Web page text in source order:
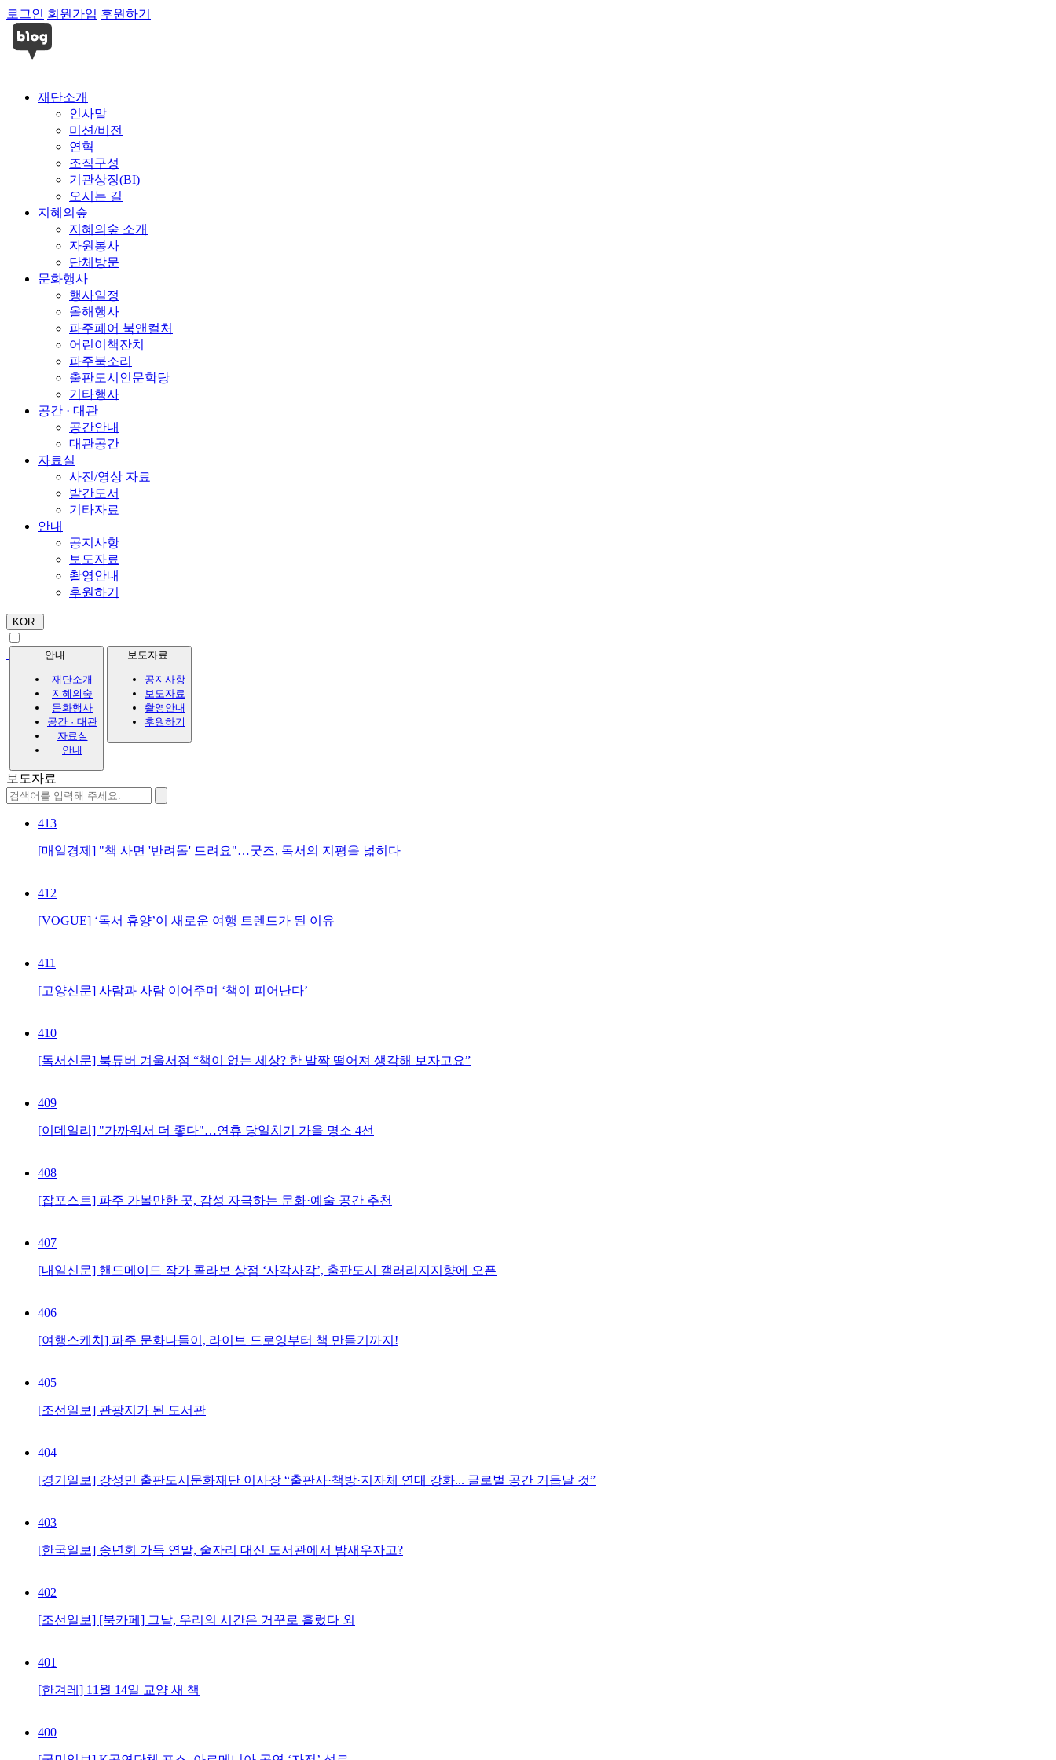
로그인 회원가입 후원하기
재단소개
인사말
미션/비전
연혁
조직구성
기관상징(BI)
오시는 길
지혜의숲
지혜의숲 소개
자원봉사
단체방문
문화행사
행사일정
올해행사
파주페어 북앤컬처
어린이책잔치
파주북소리
출판도시인문학당
기타행사
공간 · 대관
공간안내
대관공간
자료실
사진/영상 자료
발간도서
기타자료
안내
공지사항
보도자료
촬영안내
후원하기
KOR
안내
재단소개
지혜의숲
문화행사
공간 · 대관
자료실
안내
보도자료
공지사항
보도자료
촬영안내
후원하기
보도자료
413
[매일경제] "책 사면 '반려돌' 드려요"…굿즈, 독서의 지평을 넓히다
412
[VOGUE] ‘독서 휴양’이 새로운 여행 트렌드가 된 이유
411
[고양신문] 사람과 사람 이어주며 ‘책이 피어난다’
410
[독서신문] 북튜버 겨울서점 “책이 없는 세상? 한 발짝 떨어져 생각해 보자고요”
409
[이데일리] "가까워서 더 좋다"…연휴 당일치기 가을 명소 4선
408
[잡포스트] 파주 가볼만한 곳, 감성 자극하는 문화·예술 공간 추천
407
[내일신문] 핸드메이드 작가 콜라보 상점 ‘사각사각’, 출판도시 갤러리지지향에 오픈
406
[여행스케치] 파주 문화나들이, 라이브 드로잉부터 책 만들기까지!
405
[조선일보] 관광지가 된 도서관
404
[경기일보] 강성민 출판도시문화재단 이사장 “출판사·책방·지자체 연대 강화... 글로벌 공간 거듭날 것”
403
[한국일보] 송년회 가득 연말, 술자리 대신 도서관에서 밤새우자고?
402
[조선일보] [북카페] 그날, 우리의 시간은 거꾸로 흘렀다 외
401
[한겨레] 11월 14일 교양 새 책
400